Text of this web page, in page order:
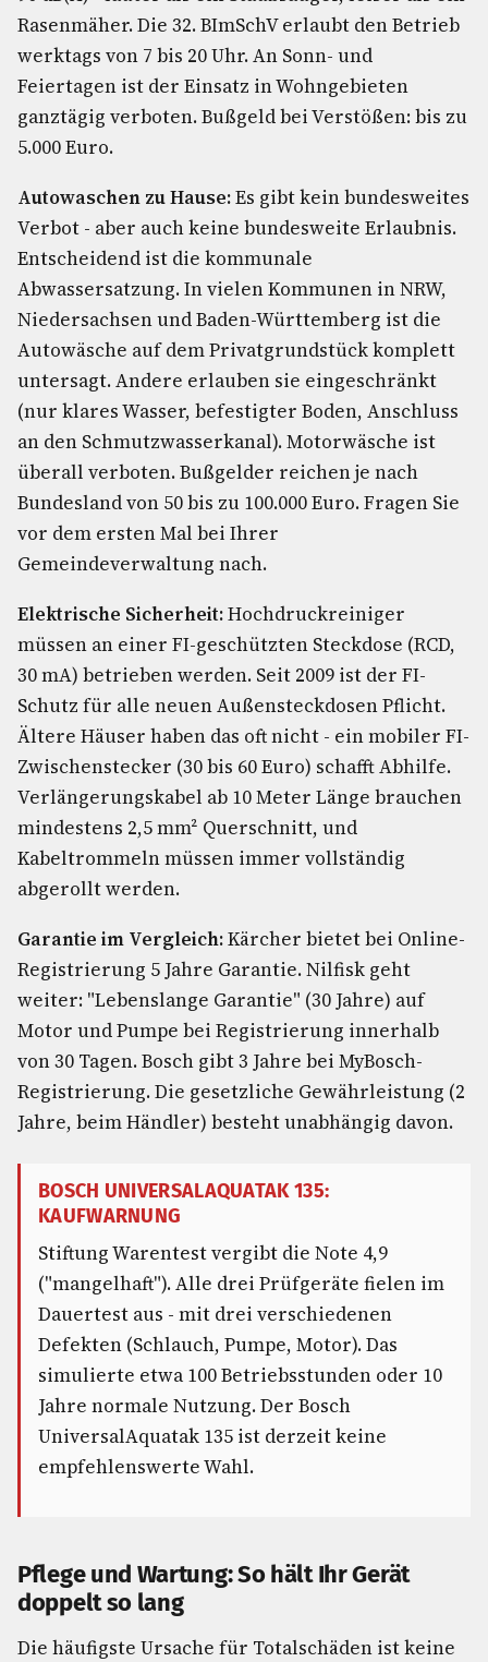
Rasenmäher. Die 32. BImSchV erlaubt den Betrieb
werktags von 7 bis 20 Uhr. An Sonn- und
Feiertagen ist der Einsatz in Wohngebieten
ganztägig verboten. Bußgeld bei Verstößen: bis zu
5.000 Euro.
Autowaschen zu Hause:Es gibt kein bundesweites
Verbot - aber auch keine bundesweite Erlaubnis.
Entscheidend ist die kommunale
Abwassersatzung. In vielen Kommunen in NRW,
Niedersachsen und Baden-Württemberg ist die
Autowäsche auf dem Privatgrundstück komplett
untersagt. Andere erlauben sie eingeschränkt
(nur klares Wasser, befestigter Boden, Anschluss
an den Schmutzwasserkanal). Motorwäsche ist
überall verboten. Bußgelder reichen je nach
Bundesland von 50 bis zu 100.000 Euro. Fragen Sie
vor dem ersten Mal bei Ihrer
Gemeindeverwaltung nach.
Elektrische Sicherheit:Hochdruckreiniger
müssen an einer FI-geschützten Steckdose (RCD,
30 mA) betrieben werden. Seit 2009 ist der FI-
Schutz für alle neuen Außensteckdosen Pflicht.
Ältere Häuser haben das oft nicht - ein mobiler FI-
Zwischenstecker (30 bis 60 Euro) schafft Abhilfe.
Verlängerungskabel ab 10 Meter Länge brauchen
mindestens 2,5 mm² Querschnitt, und
Kabeltrommeln müssen immer vollständig
abgerollt werden.
Garantie im Vergleich:Kärcher bietet bei Online-
Registrierung 5 Jahre Garantie. Nilfisk geht
weiter: "Lebenslange Garantie" (30 Jahre) auf
Motor und Pumpe bei Registrierung innerhalb
von 30 Tagen. Bosch gibt 3 Jahre bei MyBosch-
Registrierung. Die gesetzliche Gewährleistung (2
Jahre, beim Händler) besteht unabhängig davon.
BOSCH UNIVERSALAQUATAK 135:
KAUFWARNUNG
Stiftung Warentest vergibt die Note 4,9
("mangelhaft"). Alle drei Prüfgeräte fielen im
Dauertest aus - mit drei verschiedenen
Defekten (Schlauch, Pumpe, Motor). Das
simulierte etwa 100 Betriebsstunden oder 10
Jahre normale Nutzung. Der Bosch
UniversalAquatak 135 ist derzeit keine
empfehlenswerte Wahl.
Pflege und Wartung: So hält Ihr Gerät
doppelt so lang
Die häufigste Ursache für Totalschäden ist keine